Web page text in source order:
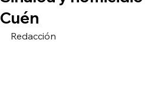
Cuén
Redacción